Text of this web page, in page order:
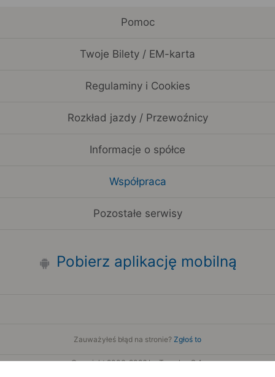
Pomoc
Twoje Bilety / EM-karta
Regulaminy i Cookies
Rozkład jazdy / Przewoźnicy
Informacje o spółce
Współpraca
Pozostałe serwisy
Pobierz aplikację mobilną
Zauważyłeś błąd na stronie? Zgłoś to
Copyright 2006-2026 by Teroplan S.A.